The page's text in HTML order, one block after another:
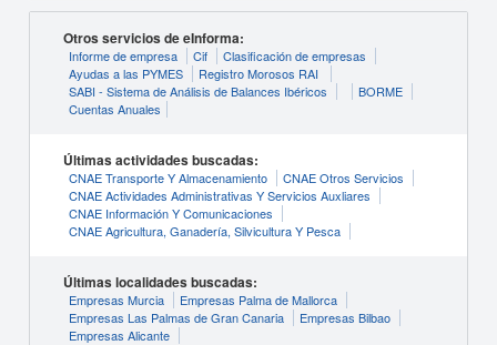
Otros servicios de eInforma:
Informe de empresa Cif
Clasificación de empresas
Ayudas a las PYMES
Registro Morosos RAI
SABI - Sistema de Análisis de Balances Ibéricos
BORME
Cuentas Anuales
Últimas actividades buscadas:
CNAE Transporte Y Almacenamiento
CNAE Otros Servicios
CNAE Actividades Administrativas Y Servicios Auxliares
CNAE Información Y Comunicaciones
CNAE Agricultura, Ganadería, Silvicultura Y Pesca
Últimas localidades buscadas:
Empresas Murcia
Empresas Palma de Mallorca
Empresas Las Palmas de Gran Canaria
Empresas Bilbao
Empresas Alicante